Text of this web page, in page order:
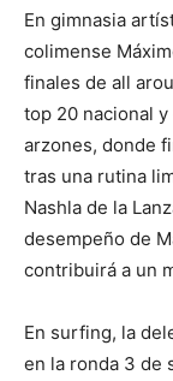
En gimnasia
colimense
finales de all
top 20 nacional
arzones, donde
tras una rutina
Nashla de la
desempeño de
contribuirá a un
En surfing, la
en la ronda 3 de